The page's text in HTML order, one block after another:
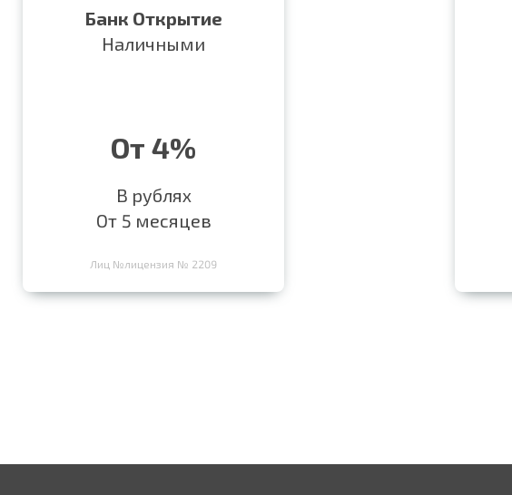
Банк Открытие
Наличными
От 4%
В рублях
От 5 месяцев
Лиц №лицензия № 2209